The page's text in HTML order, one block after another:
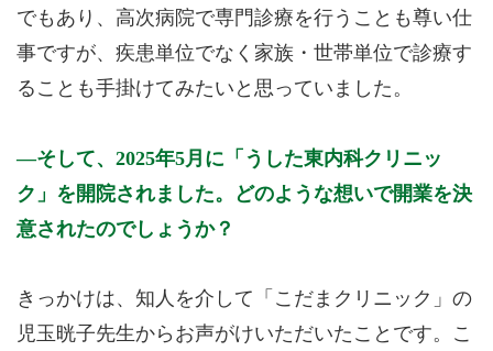
でもあり、高次病院で専門診療を行うことも尊い仕
事ですが、疾患単位でなく家族・世帯単位で診療す
ることも手掛けてみたいと思っていました。
そして、2025年5月に「うした東内科クリニッ
ク」を開院されました。どのような想いで開業を決
意されたのでしょうか？
きっかけは、知人を介して「こだまクリニック」の
児玉晄子先生からお声がけいただいたことです。こ